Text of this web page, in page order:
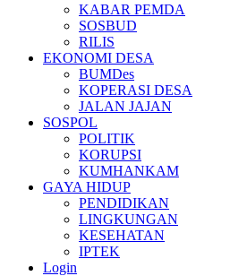
KABAR PEMDA
SOSBUD
RILIS
EKONOMI DESA
BUMDes
KOPERASI DESA
JALAN JAJAN
SOSPOL
POLITIK
KORUPSI
KUMHANKAM
GAYA HIDUP
PENDIDIKAN
LINGKUNGAN
KESEHATAN
IPTEK
Login